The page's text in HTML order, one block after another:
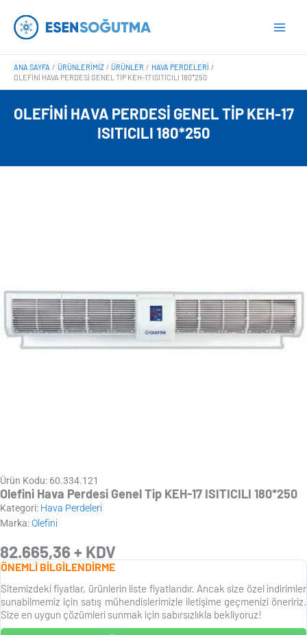
atla
ANA SAYFA ÜRÜNLERIMIZ ÜRÜNLER
HAVA PERDELERI
OLEFINI HAVA PERDESI GENEL TIP KEH-17 ISITICILI 180*250
OLEFINI HAVA PERDESI GENEL TIP KEH-17
ISITICILI 180*250
Ürün Kodu: 60.334.121
Olefini Hava Perdesi Genel Tip KEH-17 ISITICILI 180*250
Kategori: Hava Perdeleri
Marka:Olefini
82.665,36 + KDV
ÖNEMLİ BİLGİLENDİRME
Sitemizdeki fiyatlar, ürünlerin liste fiyatlarıdır. Ancak size özel indirimler
sunabilmemiz için satış mühendislerimizle iletişime geçmenizi öneririz.
Size en uygun çözümleri sunmak için sabırsızlıkla bekliyoruz!